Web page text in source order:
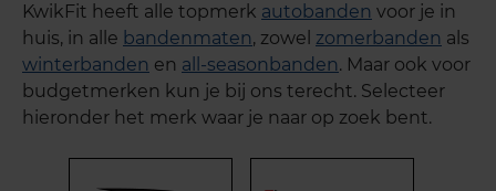
KwikFit heeft alle topmerk autobanden voor je in
huis, in alle bandenmaten, zowel zomerbanden als
winterbanden en all-seasonbanden. Maar ook voor
budgetmerken kun je bij ons terecht. Selecteer
hieronder het merk waar je naar op zoek bent.